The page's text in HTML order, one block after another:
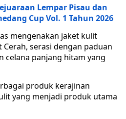
Lempar Pisau dan
Cup Vol. 1 Tahun 2026
mengenakan jaket kulit
serasi dengan paduan
celana panjang hitam yang
produk kerajinan
yang menjadi produk utama